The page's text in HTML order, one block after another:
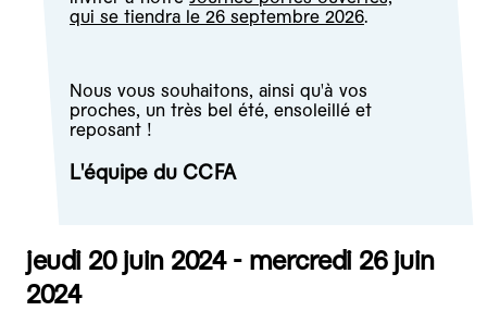
qui se tiendra le 26 septembre 2026.
Nous vous souhaitons, ainsi qu'à vos
proches, un très bel été, ensoleillé et
reposant !
L'équipe du CCFA
jeudi 20 juin 2024 - mercredi 26 juin
2024